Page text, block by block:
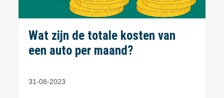
Wat zijn de totale kosten van
een auto per maand?
31-08-2023